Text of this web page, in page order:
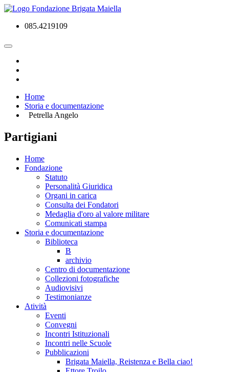
085.4219109
Home
Storia e documentazione
Petrella Angelo
Partigiani
Home
Fondazione
Statuto
Personalità Giuridica
Organi in carica
Consulta dei Fondatori
Medaglia d'oro al valore militare
Comunicati stampa
Storia e documentazione
Biblioteca
B
archivio
Centro di documentazione
Collezioni fotografiche
Audiovisivi
Testimonianze
Atività
Eventi
Convegni
Incontri Istituzionali
Incontri nelle Scuole
Pubblicazioni
Brigata Maiella, Reistenza e Bella ciao!